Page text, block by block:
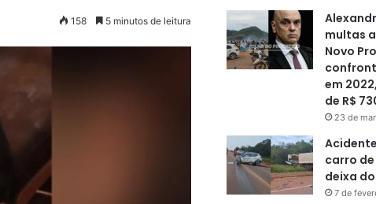
158 5 minutos de leitura
multas
Novo
em
de R$
23 de
carro de
deixa
7 de